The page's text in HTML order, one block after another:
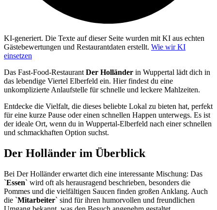
KI-generiert. Die Texte auf dieser Seite wurden mit KI aus echten
Gästebewertungen und Restaurantdaten erstellt. Wie wir KI
einsetzen
Das Fast-Food-Restaurant Der Holländer in Wuppertal lädt dich in
das lebendige Viertel Elberfeld ein. Hier findest du eine
unkomplizierte Anlaufstelle für schnelle und leckere Mahlzeiten.
Entdecke die Vielfalt, die dieses beliebte Lokal zu bieten hat, perfekt
für eine kurze Pause oder einen schnellen Happen unterwegs. Es ist
der ideale Ort, wenn du in Wuppertal-Elberfeld nach einer schnellen
und schmackhaften Option suchst.
Der Holländer im Überblick
Bei Der Holländer erwartet dich eine interessante Mischung: Das
`Essen` wird oft als herausragend beschrieben, besonders die
Pommes und die vielfältigen Saucen finden großen Anklang. Auch
die `Mitarbeiter` sind für ihren humorvollen und freundlichen